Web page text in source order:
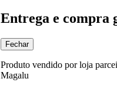
Entrega e compra
Fechar
Produto vendido por loja
Magalu